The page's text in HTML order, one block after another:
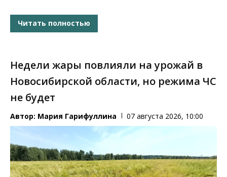
Читать полностью
Недели жары повлияли на урожай в
Новосибирской области, но режима ЧС
не будет
Автор: Мария Гарифуллина 07 августа 2026, 10:00